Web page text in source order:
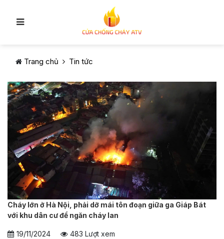
Trang chủ Tin tức
Cháy lớn ở Hà Nội, phải dỡ mái tôn đoạn giữa ga Giáp Bát
với khu dân cư để ngăn cháy lan
19/11/2024 483 Lượt xem